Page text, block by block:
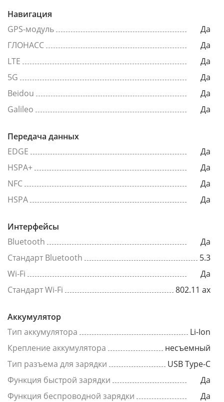
Навигация
GPS-модуль
Да
ГЛОНАСС
Да
LTE
Да
5G
Да
Beidou
Да
Galileo
Да
Передача данных
EDGE
Да
HSPA+
Да
NFC
Да
HSPA
Да
Интерфейсы
Bluetooth
Да
Стандарт Bluetooth
5.3
Wi-Fi
Да
Стандарт Wi-Fi
802.11 ax
Аккумулятор
Тип аккумулятора
Li-Ion
Крепление аккумулятора
несъемный
Тип разъема для зарядки
USB Type-C
Функция быстрой зарядки
Да
Функция беспроводной зарядки
Да